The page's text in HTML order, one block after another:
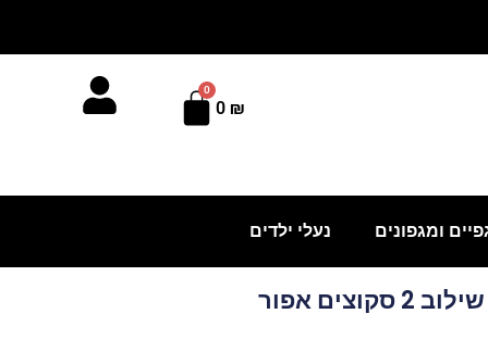
0 ₪
0
עגלת
ומגפונים נעלי ילדים
אפור